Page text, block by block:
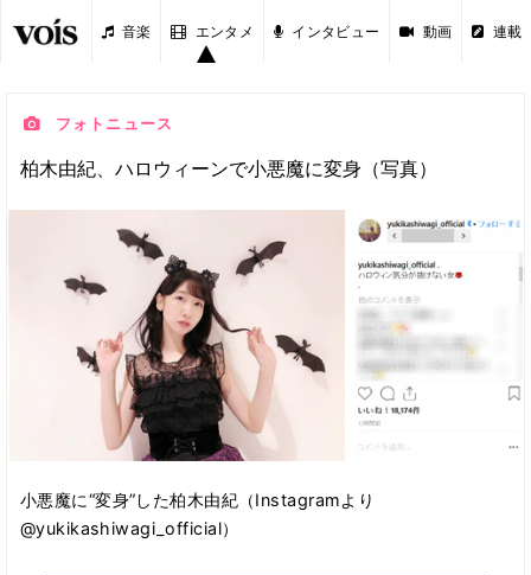
音楽 エンタメ インタビュー 動画 連載
フォトニュース
柏木由紀、ハロウィーンで小悪魔に変身（写真）
小悪魔に“変身”した柏木由紀（Instagramより
@yukikashiwagi_official）